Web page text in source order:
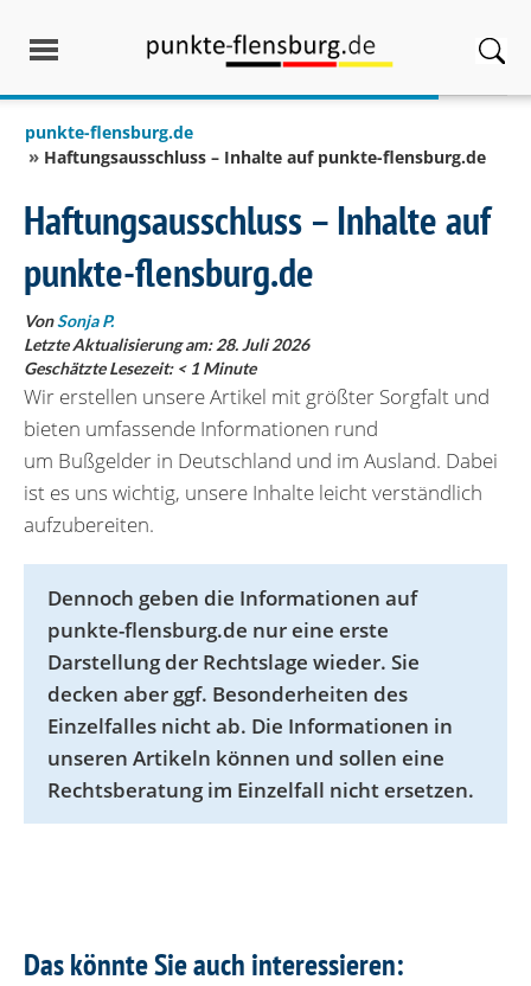
punkte-flensburg.de
Haftungsausschluss – Inhalte auf punkte-flensburg.de
Haftungsausschluss – Inhalte auf
punkte-flensburg.de
VonSonja P.
Letzte Aktualisierung am: 28. Juli 2026
Geschätzte Lesezeit: < 1 Minute
Wir erstellen unsere Artikel mit größter Sorgfalt und
bieten umfassende Informationen rund
um Bußgelder in Deutschland und im Ausland. Dabei
ist es uns wichtig, unsere Inhalte leicht verständlich
aufzubereiten.
Dennoch geben die Informationen auf
punkte-flensburg.de nur eine erste
Darstellung der Rechtslage wieder. Sie
decken aber ggf. Besonderheiten des
Einzelfalles nicht ab. Die Informationen in
unseren Artikeln können und sollen eine
Rechtsberatung im Einzelfall nicht ersetzen.
Das könnte Sie auch interessieren: